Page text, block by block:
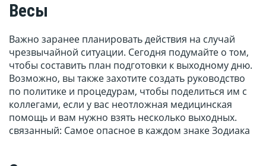
Весы
Важно заранее планировать действия на случай
чрезвычайной ситуации. Сегодня подумайте о том,
чтобы составить план подготовки к выходному дню.
Возможно, вы также захотите создать руководство
по политике и процедурам, чтобы поделиться им с
коллегами, если у вас неотложная медицинская
помощь и вам нужно взять несколько выходных.
связанный: Самое опасное в каждом знаке Зодиака